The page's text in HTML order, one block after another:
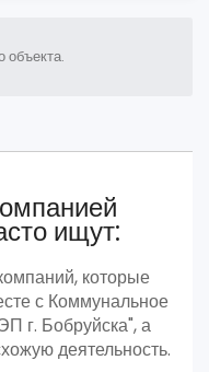
объекта.
ищут:
которые
с Коммунальное
г. Бобруйска", а
деятельность.